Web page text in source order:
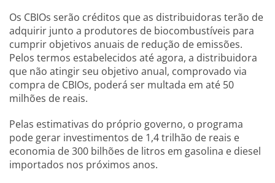
Os CBIOs serão créditos que as distribuidoras terão de
adquirir junto a produtores de biocombustíveis para
cumprir objetivos anuais de redução de emissões.
Pelos termos estabelecidos até agora, a distribuidora
que não atingir seu objetivo anual, comprovado via
compra de CBIOs, poderá ser multada em até 50
milhões de reais.
Pelas estimativas do próprio governo, o programa
pode gerar investimentos de 1,4 trilhão de reais e
economia de 300 bilhões de litros em gasolina e diesel
importados nos próximos anos.